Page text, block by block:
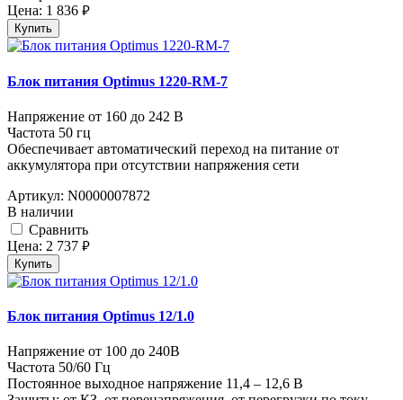
Цена: 1 836 руб.
Купить
Блок питания Optimus 1220-RM-7
Напряжение от 160 до 242 В
Частота 50 гц
Обеспечивает автоматический переход на питание от
аккумулятора при отсутствии напряжения сети
Артикул: N0000007872
В наличии
Cравнить
Цена: 2 737 руб.
Купить
Блок питания Optimus 12/1.0
Напряжение от 100 до 240В
Частота 50/60 Гц
Постоянное выходное напряжение 11,4 – 12,6 В